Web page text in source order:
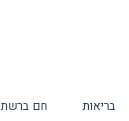
בריאות חם ברשת